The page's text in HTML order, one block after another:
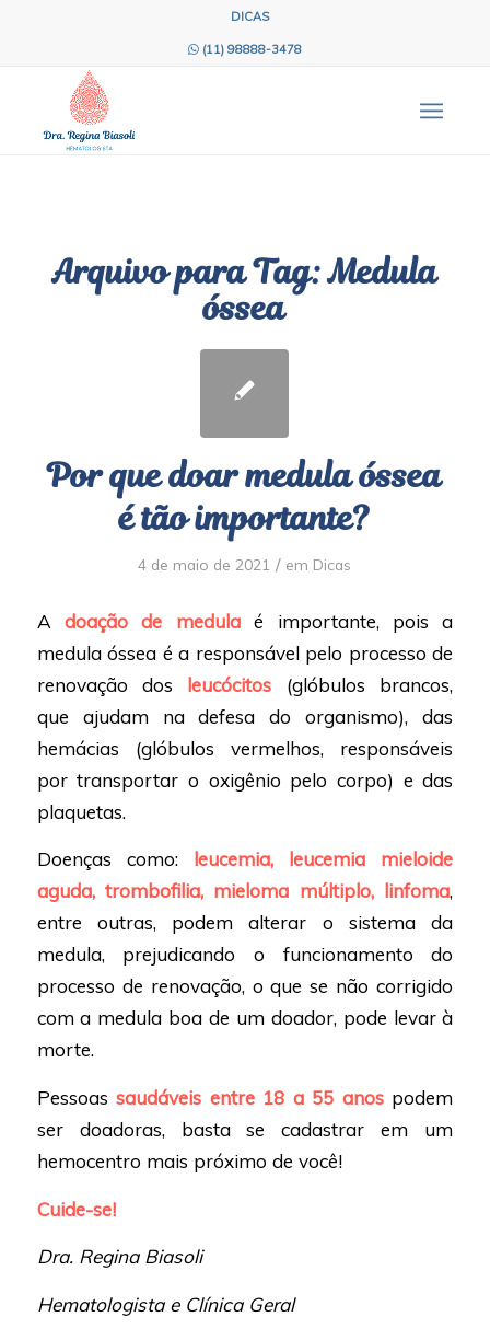
DICAS
(11) 98888-3478
Arquivo para Tag:Medula
óssea
Por que doar medula óssea
é tão importante?
4 de maio de 2021 / em Dicas
A doação de medulaé importante, pois a
medula óssea é a responsável pelo processo de
renovação dos leucócitos (glóbulos brancos,
que ajudam na defesa do organismo), das
hemácias (glóbulos vermelhos, responsáveis
por transportar o oxigênio pelo corpo) e das
plaquetas.
Doenças como: leucemia, leucemia mieloide
aguda, trombofilia, mieloma múltiplo, linfoma,
entre outras, podem alterar o sistema da
medula, prejudicando o funcionamento do
processo de renovação, o que se não corrigido
com a medula boa de um doador, pode levar à
morte.
Pessoassaudáveis entre 18 a 55 anospodem
ser doadoras, basta se cadastrar em um
hemocentro mais próximo de você!
Cuide-se!
Dra. Regina Biasoli
Hematologista e Clínica Geral